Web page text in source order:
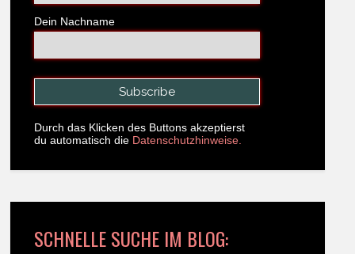
Dein Nachname
Durch das Klicken des Buttons akzeptierst
du automatisch die Datenschutzhinweise.
SCHNELLE SUCHE IM BLOG: